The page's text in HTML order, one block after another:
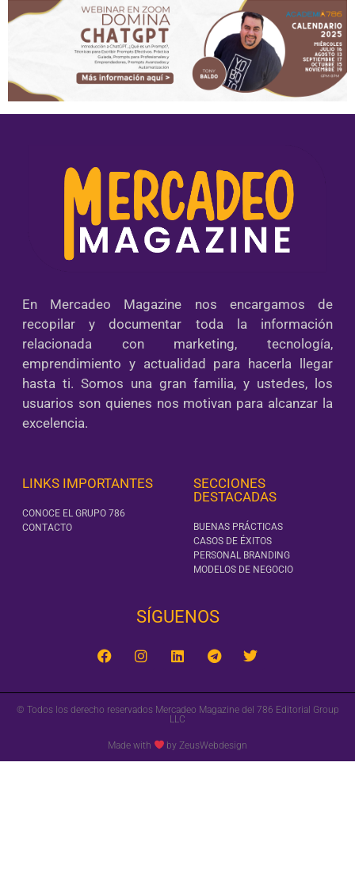
En Mercadeo Magazine nos encargamos de
recopilar y documentar toda la información
relacionada con marketing, tecnología,
emprendimiento y actualidad para hacerla llegar
hasta ti. Somos una gran familia, y ustedes, los
usuarios son quienes nos motivan para alcanzar la
excelencia.
LINKS IMPORTANTES
CONOCE EL GRUPO 786
CONTACTO
SECCIONES
DESTACADAS
BUENAS PRÁCTICAS
CASOS DE ÉXITOS
PERSONAL BRANDING
MODELOS DE NEGOCIO
SÍGUENOS‎
© Todos los derecho reservados Mercadeo Magazine del 786 Editorial Group
LLC
Made with by ZeusWebdesign